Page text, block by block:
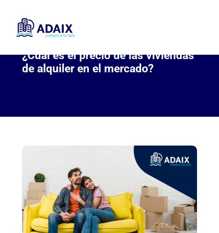
¿Cuál es el precio de las viviendas
de alquiler en el mercado?